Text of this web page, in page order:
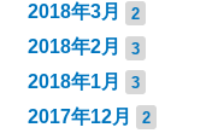
2018年3月 2
2018年2月 3
2018年1月 3
2017年12月 2